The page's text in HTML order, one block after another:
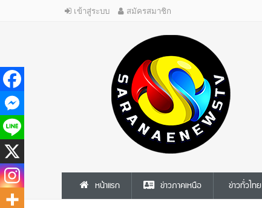
เข้าสู่ระบบ สมัครสมาชิก
หน้าแรก ข่าวภาคเหนือ ข่าวทั่วไทย